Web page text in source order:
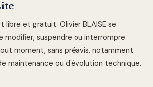
libre et gratuit. Olivier BLAISE se
modifier, suspendre ou interrompre
moment, sans préavis, notamment
maintenance ou d'évolution technique.